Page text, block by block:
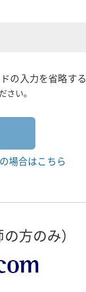
の入力を省略する
い。
場合はこちら
方のみ）